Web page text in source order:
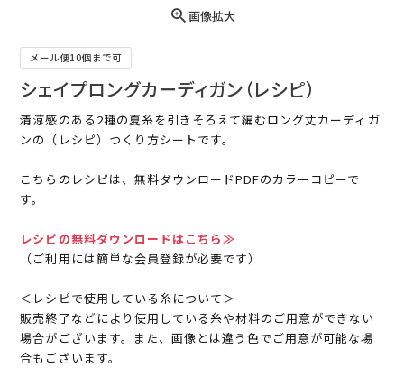
画像拡大
メール便10個まで可
シェイプロングカーディガン（レシピ）
清涼感のある2種の夏糸を引きそろえて編むロング丈カーディガ
ンの（レシピ）つくり方シートです。
こちらのレシピは、無料ダウンロードPDFのカラーコピーで
す。
レシピの無料ダウンロードはこちら≫
（ご利用には簡単な会員登録が必要です）
＜レシピで使用している糸について＞
販売終了などにより使用している糸や材料のご用意ができない
場合がございます。また、画像とは違う色でご用意が可能な場
合もございます。